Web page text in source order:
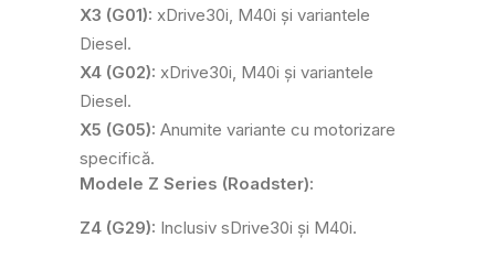
X3 (G01): xDrive30i, M40i și variantele
Diesel.
X4 (G02): xDrive30i, M40i și variantele
Diesel.
X5 (G05): Anumite variante cu motorizare
specifică.
Modele Z Series (Roadster):
Z4 (G29): Inclusiv sDrive30i și M40i.